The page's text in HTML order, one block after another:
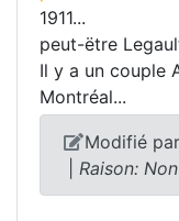
1911...
peut-ëtre
Il y a un couple
Montréal...
Modifié
Raison: